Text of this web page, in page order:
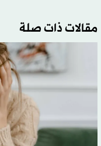
مقالات ذات صلة